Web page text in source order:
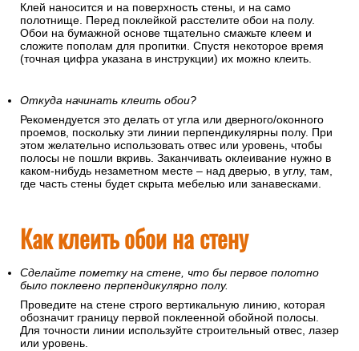
Клей наносится и на поверхность стены, и на само
полотнище. Перед поклейкой расстелите обои на полу.
Обои на бумажной основе тщательно смажьте клеем и
сложите пополам для пропитки. Спустя некоторое время
(точная цифра указана в инструкции) их можно клеить.
Откуда начинать клеить обои?
Рекомендуется это делать от угла или дверного/оконного
проемов, поскольку эти линии перпендикулярны полу. При
этом желательно использовать отвес или уровень, чтобы
полосы не пошли вкривь. Заканчивать оклеивание нужно в
каком-нибудь незаметном месте – над дверью, в углу, там,
где часть стены будет скрыта мебелью или занавесками.
Как клеить обои на стену
Сделайте пометку на стене, что бы первое полотно
было поклеено перпендикулярно полу.
Проведите на стене строго вертикальную линию, которая
обозначит границу первой поклеенной обойной полосы.
Для точности линии используйте строительный отвес, лазер
или уровень.